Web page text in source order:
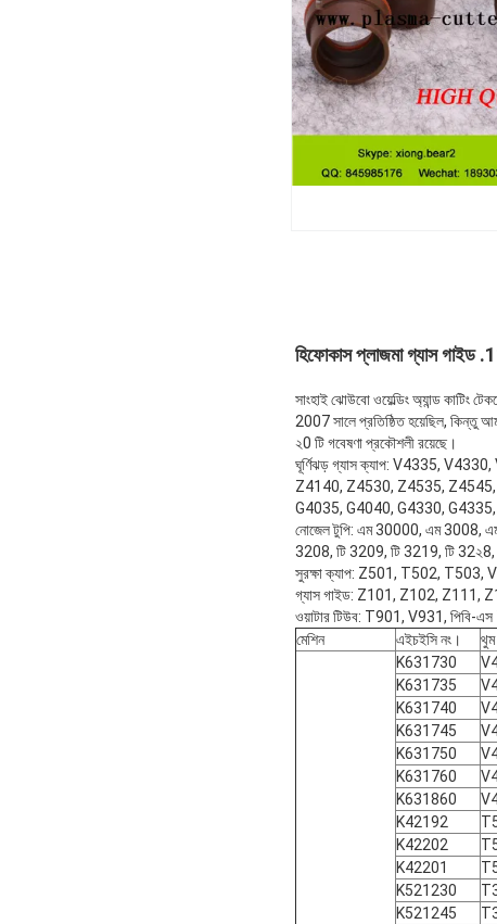
হিফোকাস প্লাজমা গ্যাস গাইড
সাংহাই ঝোউবো ওয়েল্ডিং অ্যান্ড কাটিং
2007 সালে প্রতিষ্ঠিত হয়েছিল, কিন্তু
২0 টি গবেষণা প্রকৌশলী রয়েছে।
ঘূর্ণিঝড় গ্যাস ক্যাপ: V4335,
Z4140, Z4530, Z4535,
G4035, G4040, G4330,
নোজেল টুপি: এম 30000, এম 3008,
3208, টি 3209, টি 3219, টি
সুরক্ষা ক্যাপ: Z501, T502,
গ্যাস গাইড: Z101, Z102, Z111,
ওয়াটার টিউব: T901, V931, পিবি-
মেশিন
এইচইসি নং। থুম
K631730
K631735
K631740
K631745
K631750
K631760
K631860
K42192
K42202
K42201
K521230
K521245